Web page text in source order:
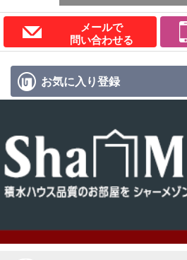
メールで
問い合わせる
お気に入り登録